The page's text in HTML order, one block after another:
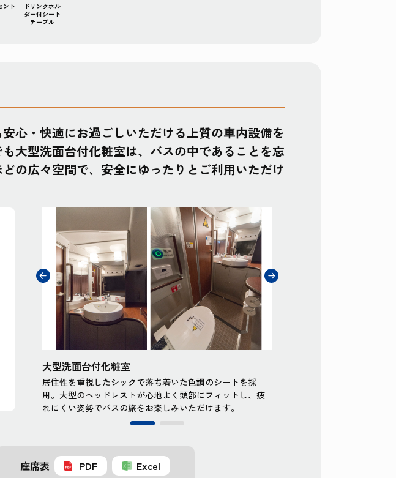
ント
ドリンクホル
ダー付シート
テーブル
心・快適にお過ごしいただける上質の車内設備を
大型洗面台付化粧室は、バスの中であることを忘
の広々空間で、安全にゆったりとご利用いただけ
大型洗面台付化粧室
居住性を重視したシックで落ち着いた色調のシートを採
用。大型のヘッドレストが心地よく頭部にフィットし、疲
れにくい姿勢でバスの旅をお楽しみいただけます。
座席表 PDF Excel